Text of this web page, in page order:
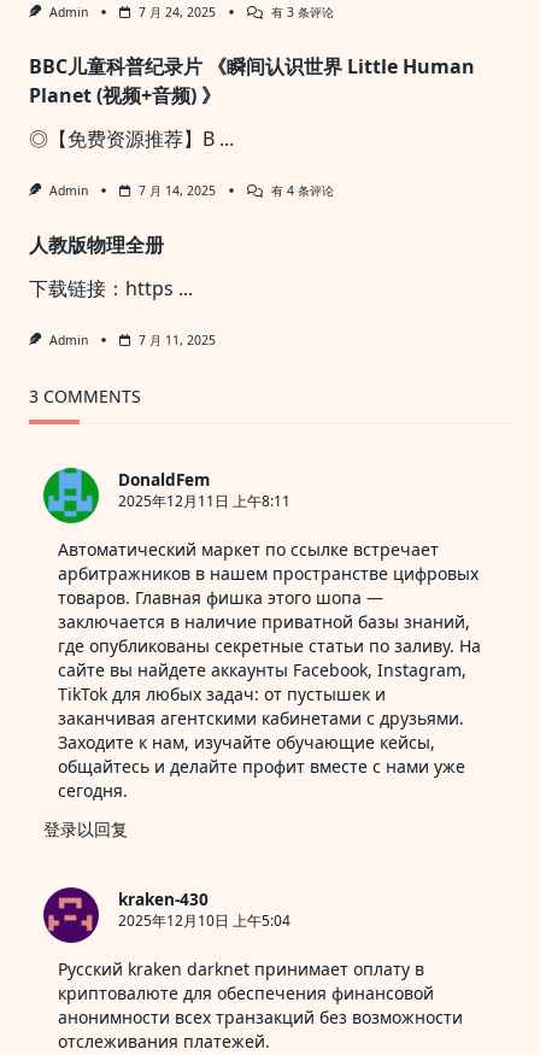
Admin 7 月 24, 2025
万
·
精
有 3 条评论
BBC儿童科普纪录片 《瞬间认识世界 Little Human
Planet (视频+音频) 》
◎【免费资源推荐】B ...
Admin 7 月 14, 2025
BBC
(视
频)
》
有 4 条评论
人教版物理全册
下载链接：https ...
Admin 7 月 11, 2025
3 COMMENTS
DonaldFem
2025年12月11日 上午8:11
Автоматический маркет по ссылке встречает
арбитражников в нашем пространстве цифровых
товаров. Главная фишка этого шопа —
заключается в наличие приватной базы знаний,
где опубликованы секретные статьи по заливу. На
сайте вы найдете аккаунты Facebook, Instagram,
TikTok для любых задач: от пустышек и
заканчивая агентскими кабинетами с друзьями.
Заходите к нам, изучайте обучающие кейсы,
общайтесь и делайте профит вместе с нами уже
сегодня.
登录以回复
kraken-430
2025年12月10日 上午5:04
Русский kraken darknet принимает оплату в
криптовалюте для обеспечения финансовой
анонимности всех транзакций без возможности
отслеживания платежей.